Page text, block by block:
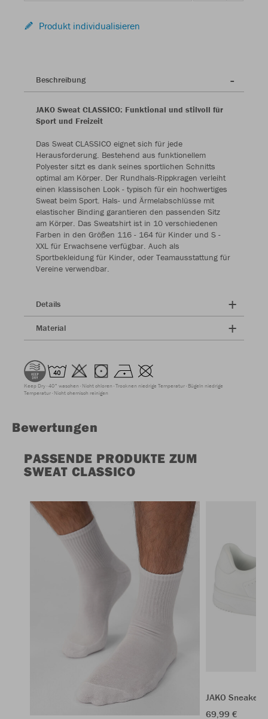
Produkt individualisieren
Beschreibung
JAKO Sweat CLASSICO: Funktional und stilvoll für
Sport und Freizeit
Das Sweat CLASSICO eignet sich für jede
Herausforderung. Bestehend aus funktionellem
Polyester sitzt es dank seines sportlichen Schnitts
optimal am Körper. Der Rundhals-Rippkragen verleiht
einen klassischen Look - typisch für ein hochwertiges
Sweat beim Sport. Hals- und Ärmelabschlüsse mit
elastischer Binding garantieren den passenden Sitz
am Körper. Das Sweatshirt ist in 10 verschiedenen
Farben in den Größen 116 - 164 für Kinder und S -
XXL für Erwachsene verfügbar. Auch als
Sportbekleidung für Kinder, oder Teamausstattung für
Vereine verwendbar.
Details
Material
Keep Dry 40° waschen Nicht chloren Trocknen niedrige Temperatur Bügeln niedrige
Temperatur Nicht chemisch reinigen
Bewertungen
PASSENDE PRODUKTE ZUM
SWEAT CLASSICO
JAKO Sneaker
69,99 €